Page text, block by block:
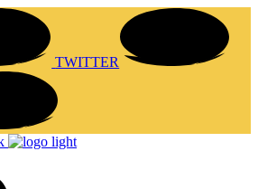
TWITTER